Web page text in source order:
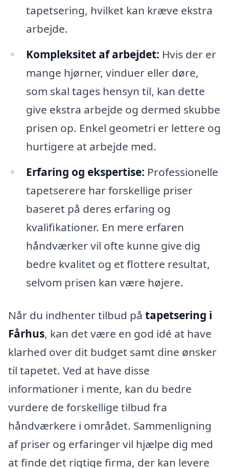
tapetsering, hvilket kan kræve ekstra
arbejde.
Kompleksitet af arbejdet: Hvis der er
mange hjørner, vinduer eller døre,
som skal tages hensyn til, kan dette
give ekstra arbejde og dermed skubbe
prisen op. Enkel geometri er lettere og
hurtigere at arbejde med.
Erfaring og ekspertise: Professionelle
tapetserere har forskellige priser
baseret på deres erfaring og
kvalifikationer. En mere erfaren
håndværker vil ofte kunne give dig
bedre kvalitet og et flottere resultat,
selvom prisen kan være højere.
Når du indhenter tilbud på tapetsering i
Fårhus, kan det være en god idé at have
klarhed over dit budget samt dine ønsker
til tapetet. Ved at have disse
informationer i mente, kan du bedre
vurdere de forskellige tilbud fra
håndværkere i området. Sammenligning
af priser og erfaringer vil hjælpe dig med
at finde det rigtige firma, der kan levere